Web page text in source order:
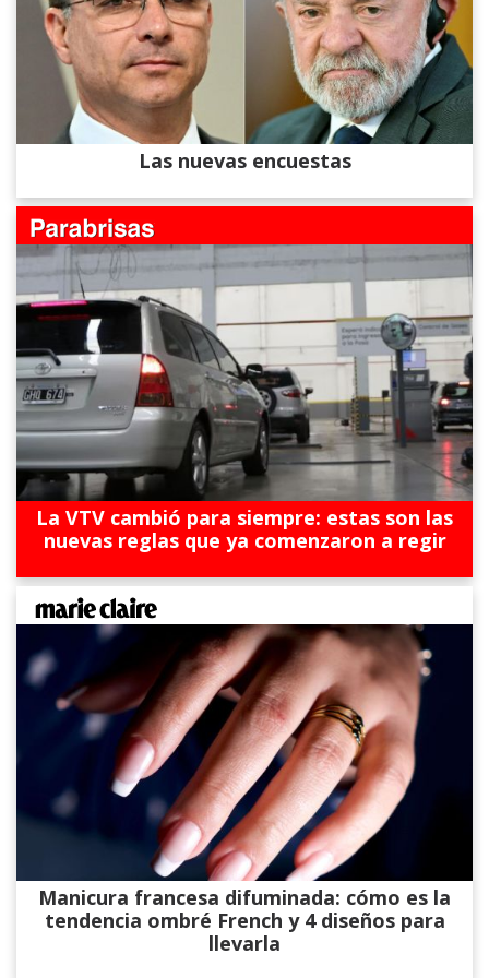
Las nuevas encuestas
La VTV cambió para siempre: estas son las
nuevas reglas que ya comenzaron a regir
Manicura francesa difuminada: cómo es la
tendencia ombré French y 4 diseños para
llevarla